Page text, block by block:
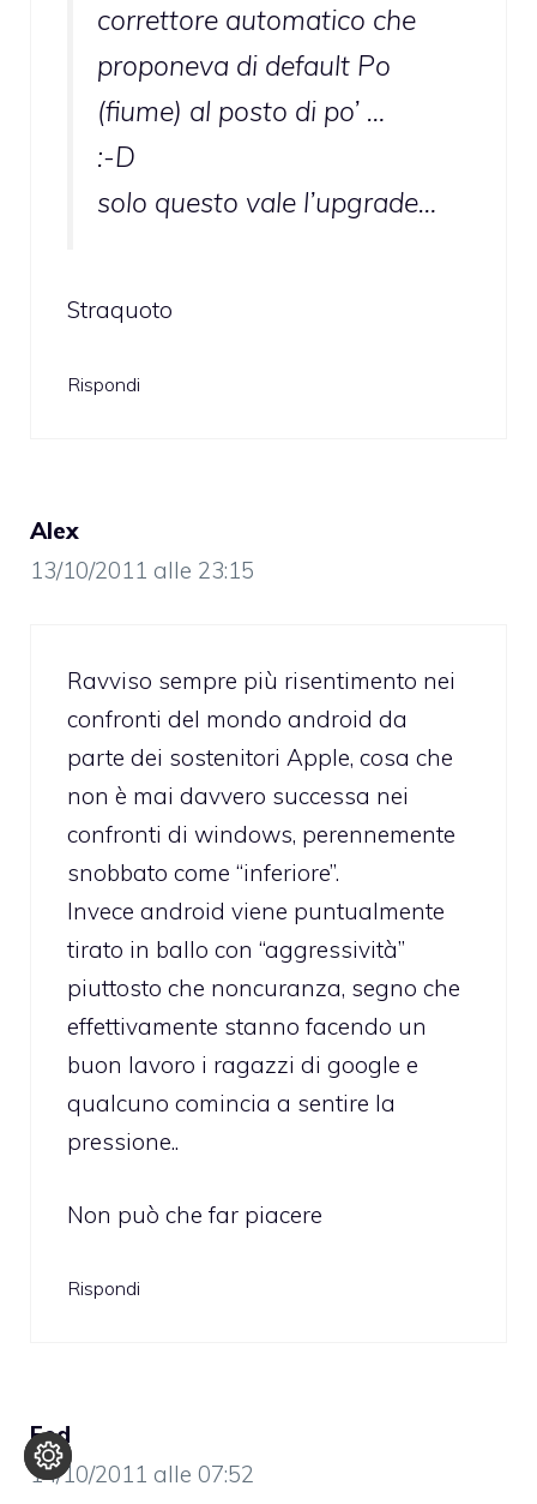
correttore automatico che
proponeva di default Po
(fiume) al posto di po’ …
:-D
solo questo vale l’upgrade…
Straquoto
Rispondi
Alex
13/10/2011 alle 23:15
Ravviso sempre più risentimento nei
confronti del mondo android da
parte dei sostenitori Apple, cosa che
non è mai davvero successa nei
confronti di windows, perennemente
snobbato come “inferiore”.
Invece android viene puntualmente
tirato in ballo con “aggressività”
piuttosto che noncuranza, segno che
effettivamente stanno facendo un
buon lavoro i ragazzi di google e
qualcuno comincia a sentire la
pressione..
Non può che far piacere
Rispondi
Fed
14/10/2011 alle 07:52